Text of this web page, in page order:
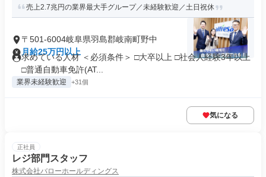
売上2.7兆円の業界最大手グループ／未経験歓迎／土日祝休
〒501-6004岐阜県羽島郡岐南町野中
月給25万円以上
求めている人材 ＜必須条件＞ □大卒以上 □社会人経験3年以上
□普通自動車免許(AT...
業界未経験歓迎 +31個
気になる
正社員
レジ部門スタッフ
株式会社バローホールディングス